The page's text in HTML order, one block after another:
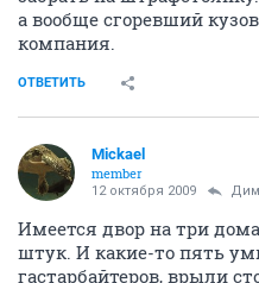
а вообще сгоревший
компания.
ОТВЕТИТЬ
Mickael
member
12 октября 2009
Имеется двор на три
штук. И какие-то пять
гастарбайтеров, врыли